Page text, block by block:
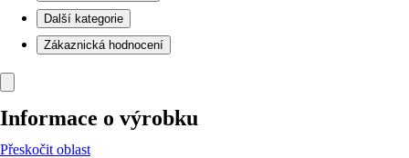
Další kategorie
Zákaznická hodnocení
Informace o výrobku
Přeskočit oblast